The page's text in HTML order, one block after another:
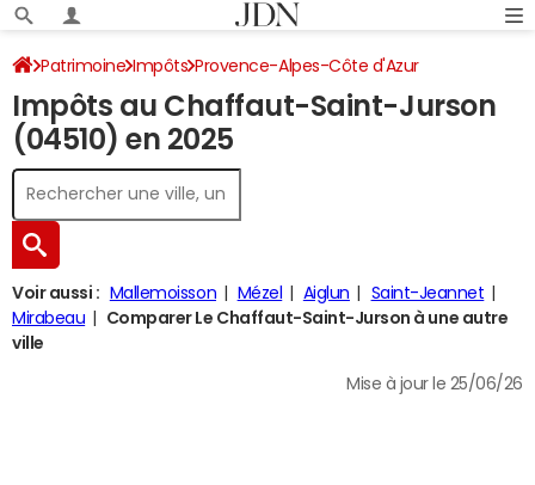
Patrimoine Impôts Provence-Alpes-Côte d'Azur
Alpes-de-Haute-Provence Le Chaffaut-Saint-Jurson
Impôts au Chaffaut-Saint-Jurson
(04510) en 2025
Voir aussi : Mallemoisson Mézel Aiglun
Saint-Jeannet
Mirabeau
Comparer Le Chaffaut-Saint-Jurson à une autre
ville
Mise à jour le 25/06/26